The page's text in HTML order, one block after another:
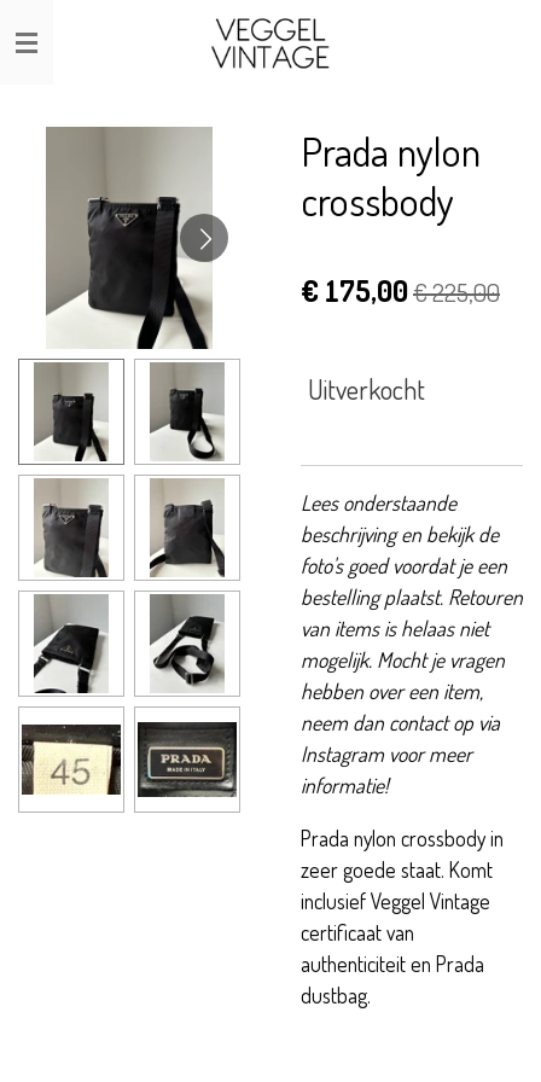
Ga
direct
Prada nylon
crossbody
€ 175,00€ 225,00
Uitverkocht
Lees onderstaande
beschrijving en bekijk de
foto's goed voordat je een
bestelling plaatst. Retouren
van items is helaas niet
mogelijk. Mocht je vragen
hebben over een item,
neem dan contact op via
Instagram voor meer
informatie!
Prada nylon crossbody in
zeer goede staat. Komt
inclusief Veggel Vintage
certificaat van
authenticiteit en Prada
dustbag.